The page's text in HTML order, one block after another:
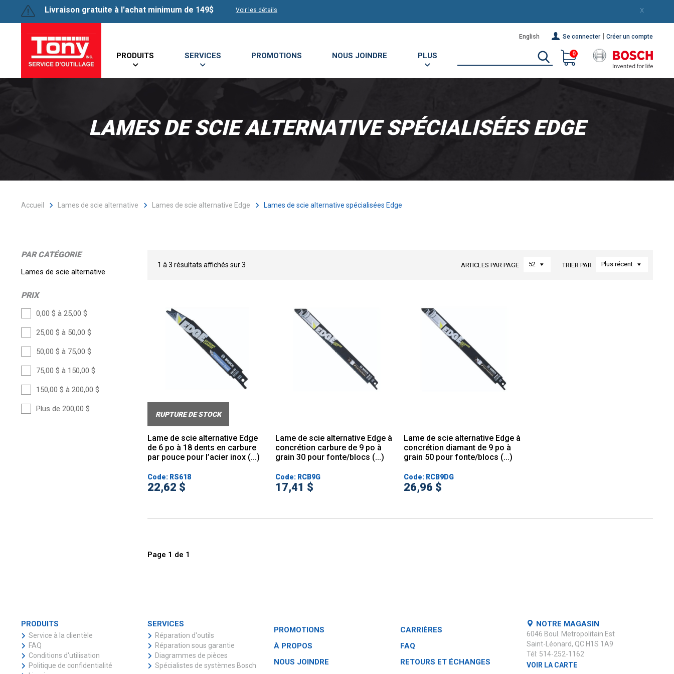
Livraison gratuite à l'achat minimum de 149$ Voir les détails X
English Se connecter | Créer un compte
0
PRODUITS SERVICES PROMOTIONS NOUS JOINDRE PLUS
LAMES DE SCIE ALTERNATIVE SPÉCIALISÉES EDGE
Accueil Lames de scie alternative Lames de scie alternative Edge Lames de scie alternative spécialisées Edge
PAR CATÉGORIE
Lames de scie alternative
PRIX
0,00 $ à 25,00 $
25,00 $ à 50,00 $
50,00 $ à 75,00 $
75,00 $ à 150,00 $
150,00 $ à 200,00 $
Plus de 200,00 $
1 à 3 résultats affichés sur3 ARTICLES PAR PAGE 52 TRIER PAR Plus récent
RUPTURE DE STOCK
Lame de scie alternative Edge
de 6 po à 18 dents en carbure
par pouce pour l’acier inox (...)
Code: RS618
22,62 $
Lame de scie alternative Edge à
concrétion carbure de 9 po à
grain 30 pour fonte/blocs (...)
Code: RCB9G
17,41 $
Lame de scie alternative Edge à
concrétion diamant de 9 po à
grain 50 pour fonte/blocs (...)
Code: RCB9DG
26,96 $
Page 1 de 1
PRODUITS
Service à la clientèle
FAQ
Conditions d'utilisation
Politique de confidentialité
SERVICES
Réparation d'outils
Réparation sous garantie
Diagrammes de pièces
Spécialistes de systèmes Bosch
PROMOTIONS
À PROPOS
NOUS JOINDRE
CARRIÈRES
FAQ
RETOURS ET ÉCHANGES
NOTRE MAGASIN
6046 Boul. Metropolitain Est
Saint-Léonard, QC H1S 1A9
Tél: 514-252-1162
VOIR LA CARTE